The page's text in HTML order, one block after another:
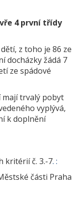
4 první třídy
z toho je 86 ze
docházky žádá 7
ze spádové
trvalý pobyt
vyplývá,
k doplnění
kritérií č. 3.-7. :
části Praha